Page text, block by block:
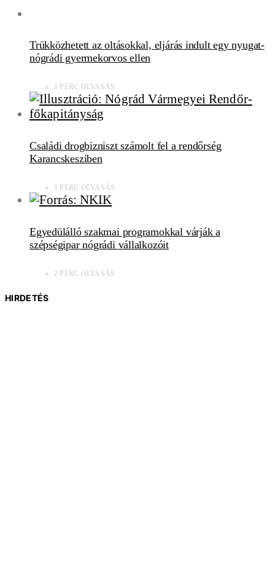
Trükközhetett az oltásokkal, eljárás indult egy nyugat-
nógrádi gyermekorvos ellen
1 PERC OLVASÁS
Családi drogbizniszt számolt fel a rendőrség
Karancskesziben
1 PERC OLVASÁS
Egyedülálló szakmai programokkal várják a
szépségipar nógrádi vállalkozóit
2 PERC OLVASÁS
HIRDETÉS